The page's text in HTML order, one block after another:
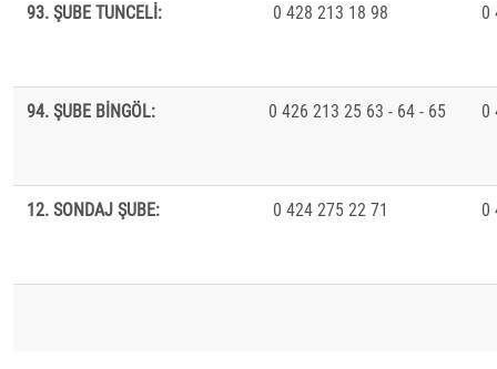
93. ŞUBE TUNCELİ: 0 428 213 18 98 0
94. ŞUBE BİNGÖL: 0 426 213 25 63 - 64 - 65 0
12. SONDAJ ŞUBE: 0 424 275 22 71 0